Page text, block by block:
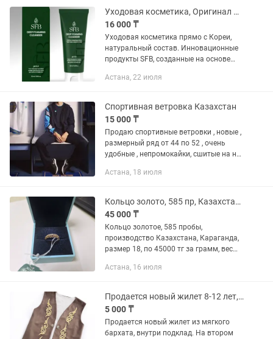
Ручная...
Уходовая косметика, Оригинал Корея от Saad Kazakhstan сыворотки, пенка
16 000 ₸
Уходовая косметика прямо с Кореи,
натуральный состав. Инновационные
продукты SFB, созданные на основе
компонентов! Теперь уход за кожей
Астана, 22 июля
Спортивная ветровка Казахстан
15 000 ₸
Продаю спортивные ветровки , новые ,
размерный ряд от 44 по 52 , очень
удобные , непромокайки, сшитые на на
же по заказу есть спортивные кофты
Астана, 18 июля
Кольцо золото, 585 пр, Казахстан, вес изделия 2.03 грамм.
45 000 ₸
Кольцо золотое, 585 пробы,
производство Казахстана, Караганда,
размер 18, по 45000 тг за грамм, вес
Астана, 16 июля
Продается новый жилет 8-12 лет, казахская одежда, национальный костюм
5 000 ₸
Продается новый жилет из мягкого
бархата, внутри подклад. На втором